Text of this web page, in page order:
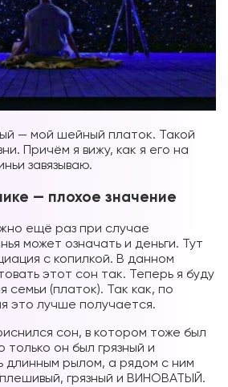
— мой шейный платок. Такой
Причём я вижу, как я его на
завязываю.
— плохое значение
ещё раз при случае
может означать и деньги. Тут
с копилкой. В данном
этот сон так. Теперь я буду
семьи (платок). Так как, по
это лучше получается.
сон, в котором тоже был
он был грязный и
длинным рылом, а рядом с ним
грязный и ВИНОВАТЫЙ.